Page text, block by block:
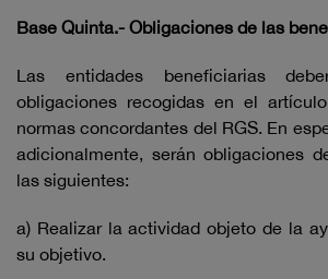
Base Quinta.- Obligaciones de las
Las entidades beneficiarias
obligaciones recogidas en el
normas concordantes del RGS. En
adicionalmente, serán obligaciones
las siguientes:
a) Realizar la actividad objeto de la
su objetivo.